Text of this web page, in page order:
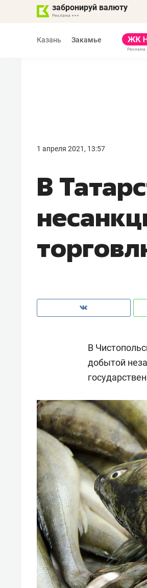
забронируй валюту
Казань Закамье
1 апреля 2021, 13:57
В
В
добытой
Рекомендуем
Психотерапевт
«Директорский
когда человек не
свою сверхнагрузку
стрессом»